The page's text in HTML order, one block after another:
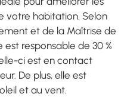
votre habitation. Selon
et de la Maîtrise de
est responsable de 30 %
ci est en contact
De plus, elle est
et au vent.